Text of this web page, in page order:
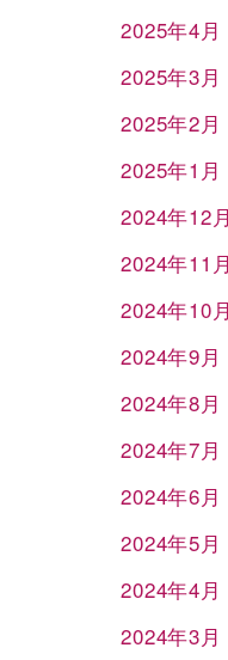
2025年4月
2025年3月
2025年2月
2025年1月
2024年12月
2024年11月
2024年10月
2024年9月
2024年8月
2024年7月
2024年6月
2024年5月
2024年4月
2024年3月